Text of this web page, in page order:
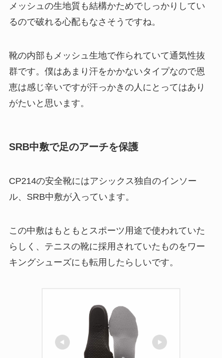
メッシュの生地質も結構かためでしっかりしてい
るので破れる心配もなさそうですね。
靴の内部もメッシュ生地で作られていて通気性抜
群です。僕はあまり汗をかかないタイプなので恩
恵は感じ辛いですが汗っかきの人にとってはあり
がたいと思います。
SRB中敷で足のアーチを保護
CP214の安全靴にはアシックス独自のインソー
ル、SRB中敷が入っています。
この中敷はもともとスポーツ用途で使われていた
らしく、テニスの靴に採用されていたものをワー
キングシューズにも転用したらしいです。